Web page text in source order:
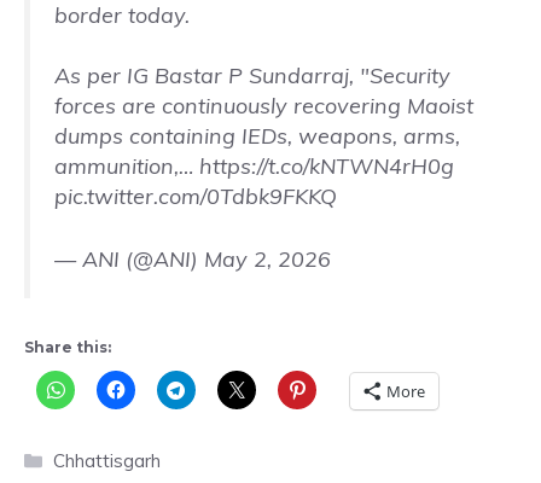
border today.
As per IG Bastar P Sundarraj, "Security
forces are continuously recovering Maoist
dumps containing IEDs, weapons, arms,
ammunition,… https://t.co/kNTWN4rH0g
pic.twitter.com/0Tdbk9FKKQ
— ANI (@ANI) May 2, 2026
Share this:
More
Categories
Chhattisgarh